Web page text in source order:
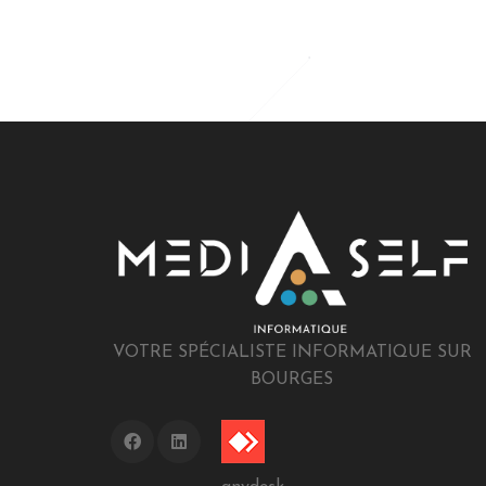
VOTRE SPÉCIALISTE INFORMATIQUE SUR
BOURGES